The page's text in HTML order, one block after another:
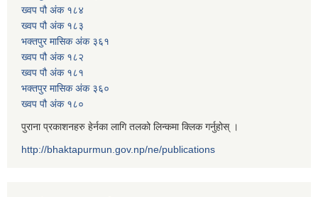
ख्वप पौ अंक १८४
ख्वप पौ अंक १८३
भक्तपुर मासिक अंक ३६१
ख्वप पौ अंक १८२
ख्वप पौ अंक १८१
भक्तपुर मासिक अंक ३६०
ख्वप पौ अंक १८०
पुराना प्रकाशनहरु हेर्नका लागि तलको लिन्कमा क्लिक गर्नुहोस् ।
http://bhaktapurmun.gov.np/ne/publications